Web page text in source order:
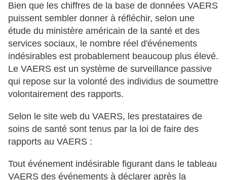
Bien que les chiffres de la base de données VAERS
puissent sembler donner à réfléchir, selon une
étude du ministère américain de la santé et des
services sociaux, le nombre réel d'événements
indésirables est probablement beaucoup plus élevé.
Le VAERS est un système de surveillance passive
qui repose sur la volonté des individus de soumettre
volontairement des rapports.
Selon le site web du VAERS, les prestataires de
soins de santé sont tenus par la loi de faire des
rapports au VAERS :
Tout événement indésirable figurant dans le tableau
VAERS des événements à déclarer après la